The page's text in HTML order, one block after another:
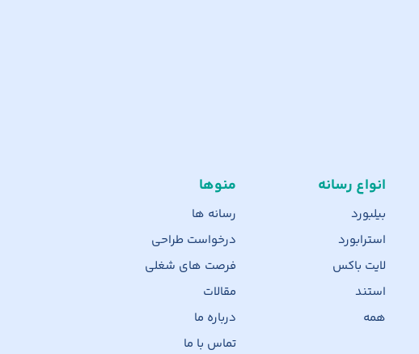
منوها
رسانه ها
درخواست طراحی
فرصت های شغلی
مقالات
درباره ما
تماس با ما
انواع رسانه
بیلبورد
استرابورد
لایت باکس
استند
همه